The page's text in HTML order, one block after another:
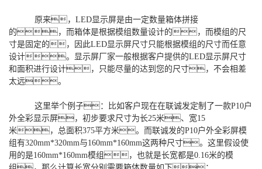
原来，LED显示屏是由一定数量箱体拼接
的，而箱体是根据模组数量设计的，而模组的尺
寸是固定的，因此LED显示屏尺寸只能根据模组的尺寸而任意
设计。显示屏厂家一般根据客户提供的LED显示屏尺寸
和面积进行设计，只能尽量的达到您的尺寸，不会相差
太远。
这里举个例子：比如客户现在在联诚发定制了一款P10户
外全彩显示屏，初步要求尺寸为长25米、宽15
米，总面积375平方米。而联诚发的P10户外全彩屏模
组有320mm*320mm与160mm*160mm这两种尺寸。这里假设使
用的是160mm*160mm模组，也就是长宽都是0.16米的模